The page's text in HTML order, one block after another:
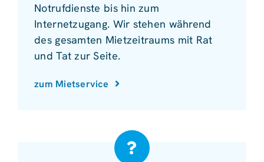
Notrufdienste bis hin zum
Internetzugang. Wir stehen während
des gesamten Mietzeitraums mit Rat
und Tat zur Seite.
zum Mietservice